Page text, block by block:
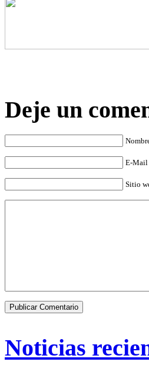
Deje un
E-Mail
Sitio
Noticias